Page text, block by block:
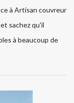
à Artisan couvreur
sachez qu'il
à beaucoup de